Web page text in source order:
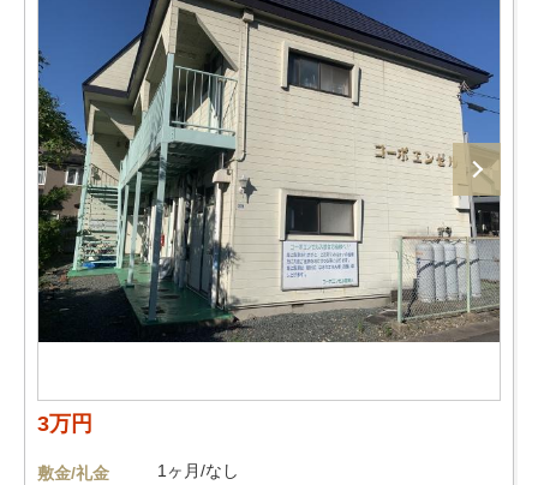
3万円
敷金/礼金
1ヶ月/なし